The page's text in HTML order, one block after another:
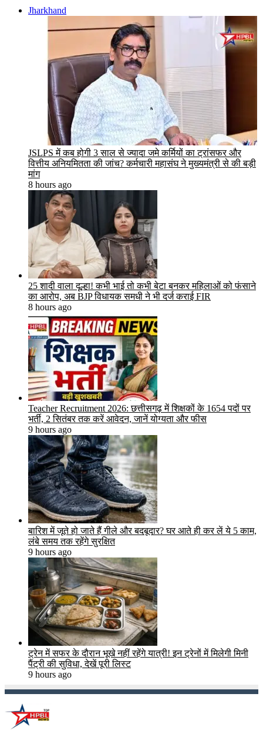
Jharkhand
JSLPS में कब होगी 3 साल से ज्यादा जमे कर्मियों का ट्रांसफर और
वित्तीय अनियमितता की जांच? कर्मचारी महासंघ ने मुख्यमंत्री से की बड़ी
मांग
8 hours ago
25 शादी वाला दूल्हा! कभी भाई तो कभी बेटा बनकर महिलाओं को फंसाने
का आरोप, अब BJP विधायक समधी ने भी दर्ज कराई FIR
8 hours ago
Teacher Recruitment 2026: छत्तीसगढ़ में शिक्षकों के 1654 पदों पर
भर्ती, 2 सितंबर तक करें आवेदन, जानें योग्यता और फीस
9 hours ago
बारिश में जूते हो जाते हैं गीले और बदबूदार? घर आते ही कर लें ये 5 काम,
लंबे समय तक रहेंगे सुरक्षित
9 hours ago
ट्रेन में सफर के दौरान भूखे नहीं रहेंगे यात्री! इन ट्रेनों में मिलेगी मिनी
पैंट्री की सुविधा, देखें पूरी लिस्ट
9 hours ago